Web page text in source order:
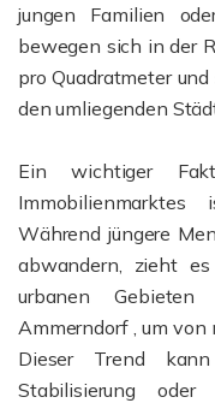
jungen Familien
bewegen sich in der
pro Quadratmeter
den umliegenden
Ein wichtiger
Während jüngere
abwandern, zieht
urbanen
Ammerndorf , um von
Dieser Trend
Stabilisierung